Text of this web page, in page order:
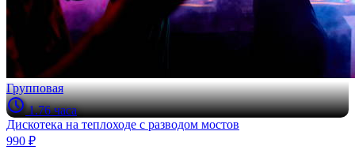
Групповая
1.76 часа
Дискотека на теплоходе с разводом мостов
990 ₽